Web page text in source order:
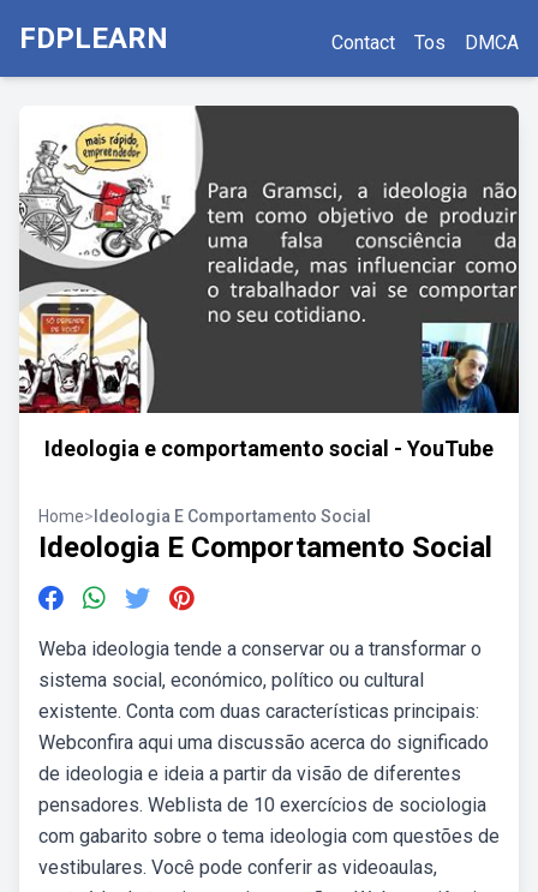
FDPLEARN Contact Tos DMCA
Ideologia e comportamento social - YouTube
Home> Ideologia E Comportamento Social
Ideologia E Comportamento Social
Weba ideologia tende a conservar ou a transformar o
sistema social, económico, político ou cultural
existente. Conta com duas características principais:
Webconfira aqui uma discussão acerca do significado
de ideologia e ideia a partir da visão de diferentes
pensadores. Weblista de 10 exercícios de sociologia
com gabarito sobre o tema ideologia com questões de
vestibulares. Você pode conferir as videoaulas,